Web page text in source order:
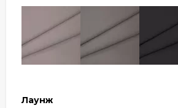
Лаунж